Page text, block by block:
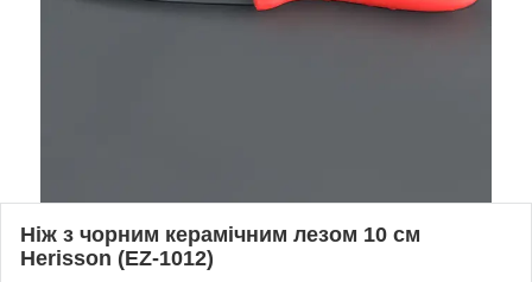
Ніж з чорним керамічним лезом 10 см
Herisson (EZ-1012)